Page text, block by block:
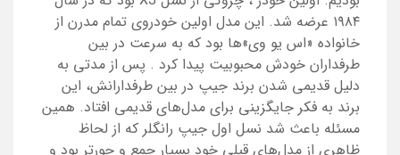
۱۹۸۴ عرضه شد. این مدل اولین خودروی تمام مدرن از
خانواده «اس یو وی»‌ها بود که به سرعت در بین
طرفداران خودش محبوبیت پیدا کرد . پس از مدتی به
دلیل قدیمی شدن برند جیپ در بین طرفدارانش، این
برند به فکر جایگزینی برای مدل‌های قدیمی افتاد. همین
مسئله باعث شد نسل اول جیپ رانگلر که از لحاظ
ظاهری از مدل‌های قبلی خود بسیار جمع و جورتر بود و